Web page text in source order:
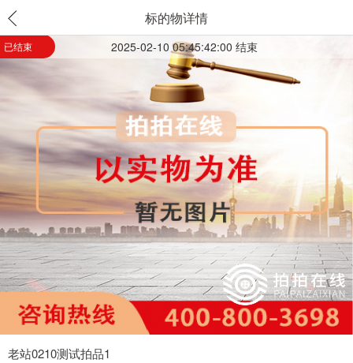
标的物详情
已结束 2025-02-10 05:45:42:00 结束
老站0210测试拍品1